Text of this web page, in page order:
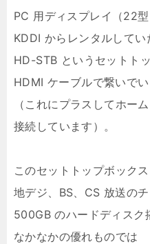
PC 用ディスプレイ（22
KDDI からレンタルしてい
HD-STB というセットト
HDMI ケーブルで繋いで
（これにプラスしてホー
接続しています）。
このセットトップボックス
地デジ、BS、CS 放送のチ
500GB のハードディスク
なかなかの優れものでは